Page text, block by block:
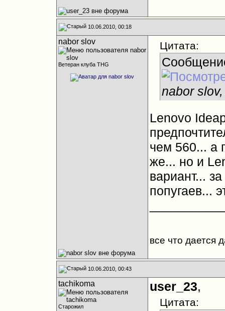
10.06.2010, 00:18
nabor slov
Ветеран клуба THG
Цитата:
nabor
Lenovo
чем 560... а
же... но и
вариант...
попугаев...
все что дается
10.06.2010, 00:43
tachikoma
Старожил
user_23,
Цитата: